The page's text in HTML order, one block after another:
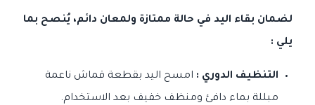
لضمان بقاء اليد في حالة ممتازة ولمعان دائم، يُنصح بما
يلي :
التنظيف الدوري : امسح اليد بقطعة قماش ناعمة
مبللة بماء دافئ ومنظف خفيف بعد الاستخدام.